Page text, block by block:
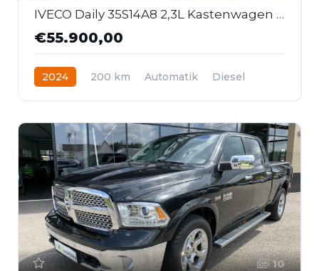
IVECO Daily 35S14A8 2,3L Kastenwagen L4H2
€55.900,00
2024 200 km Automatik
Diesel
10